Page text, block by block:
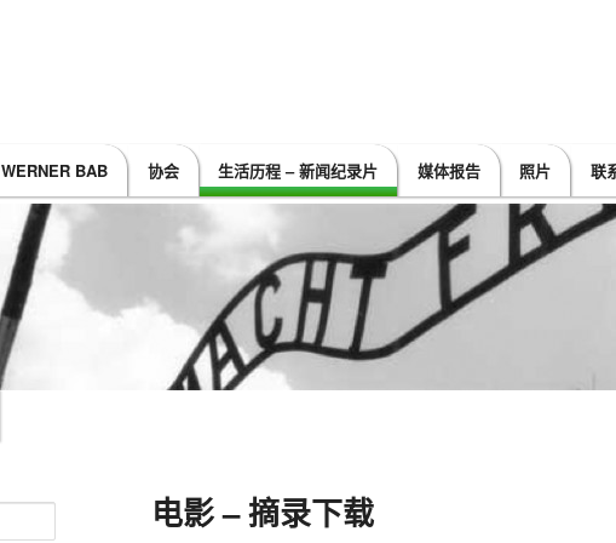
SKIP TO PRIMARY CONTENT
SKIP TO SECONDARY CONTENT
WERNER BAB 协会 生活历程 – 新闻纪录片 媒体报告 照片 联
电影 – 摘录下载